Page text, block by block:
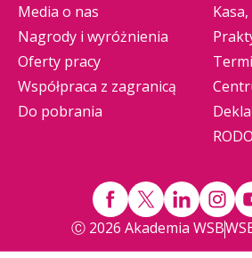
Media o nas
Nagrody i wyróżnienia
Oferty pracy
Współpraca z zagranicą
Do pobrania
RODO
Ⓒ 2026 Akademia WSB